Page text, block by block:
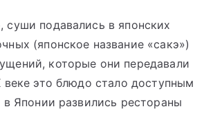
суши подавались в японских
(японское название «сакэ»)
которые они передавали
веке это блюдо стало доступным
в Японии развились рестораны